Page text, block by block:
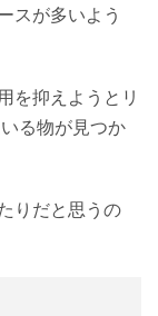
スが多いよう
を抑えようとリ
る物が見つか
りだと思うの